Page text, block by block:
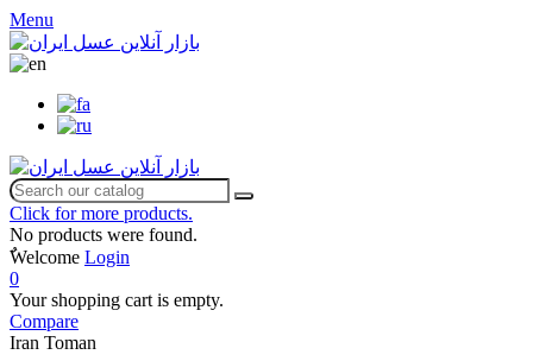
Menu
Click for more products.
No products were found.
ٌWelcome Login
0
Your shopping cart is empty.
Compare
Iran Toman